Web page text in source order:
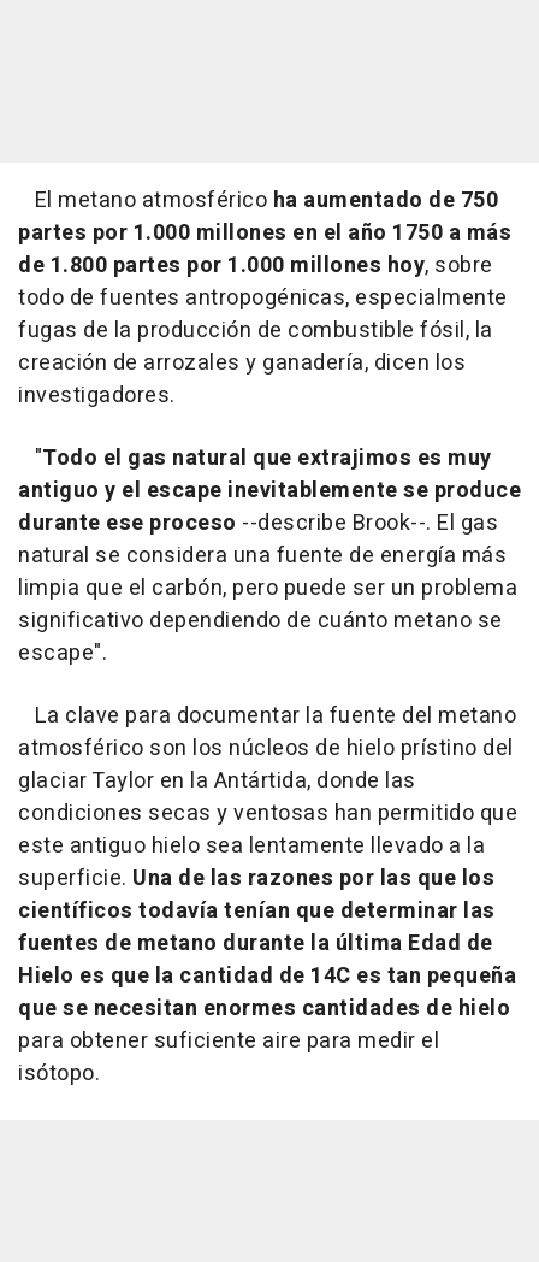
El metano atmosférico ha aumentado de 750
partes por 1.000 millones en el año 1750 a más
de 1.800 partes por 1.000 millones hoy, sobre
todo de fuentes antropogénicas, especialmente
fugas de la producción de combustible fósil, la
creación de arrozales y ganadería, dicen los
investigadores.
"Todo el gas natural que extrajimos es muy
antiguo y el escape inevitablemente se produce
durante ese proceso --describe Brook--. El gas
natural se considera una fuente de energía más
limpia que el carbón, pero puede ser un problema
significativo dependiendo de cuánto metano se
escape".
La clave para documentar la fuente del metano
atmosférico son los núcleos de hielo prístino del
glaciar Taylor en la Antártida, donde las
condiciones secas y ventosas han permitido que
este antiguo hielo sea lentamente llevado a la
superficie. Una de las razones por las que los
científicos todavía tenían que determinar las
fuentes de metano durante la última Edad de
Hielo es que la cantidad de 14C es tan pequeña
que se necesitan enormes cantidades de hielo
para obtener suficiente aire para medir el
isótopo.